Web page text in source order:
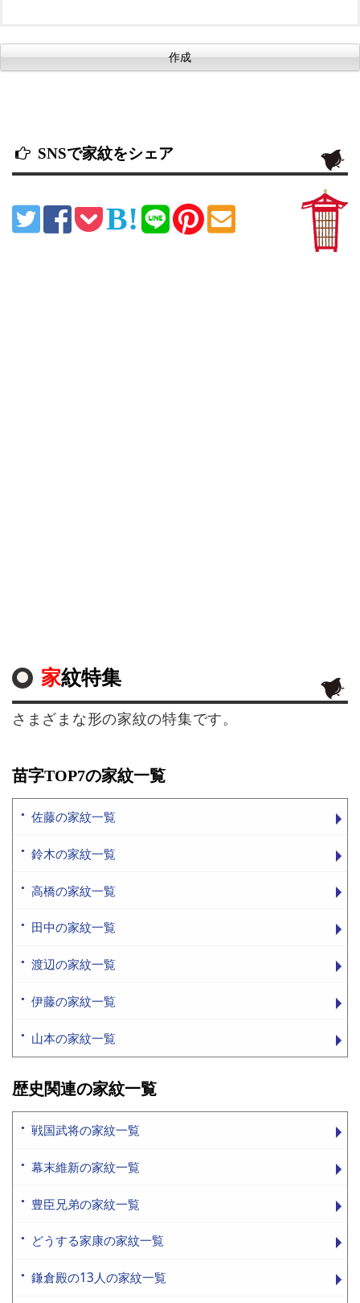
SNSで家紋をシェア
家紋特集
さまざまな形の家紋の特集です。
苗字TOP7の家紋一覧
佐藤の家紋一覧
鈴木の家紋一覧
高橋の家紋一覧
田中の家紋一覧
渡辺の家紋一覧
伊藤の家紋一覧
山本の家紋一覧
歴史関連の家紋一覧
戦国武将の家紋一覧
幕末維新の家紋一覧
豊臣兄弟の家紋一覧
どうする家康の家紋一覧
鎌倉殿の13人の家紋一覧